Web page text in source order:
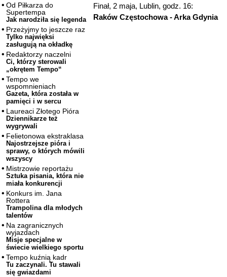
Od Piłkarza do
Supertempa
Jak narodziła się legenda
Przeżyjmy to jeszcze raz
Tylko najwięksi
zasługują na okładkę
Redaktorzy naczelni
Ci, którzy sterowali
„okrętem Tempo“
Tempo we
wspomnieniach
Gazeta, która została w
pamięci i w sercu
Laureaci Złotego Pióra
Dziennikarze też
wygrywali
Felietonowa ekstraklasa
Najostrzejsze pióra i
sprawy, o których mówili
wszyscy
Mistrzowie reportażu
Sztuka pisania, która nie
miała konkurencji
Konkurs im. Jana
Rottera
Trampolina dla młodych
talentów
Na zagranicznych
wyjazdach
Misje specjalne w
świecie wielkiego sportu
Tempo kuźnią kadr
Tu zaczynali. Tu stawali
się gwiazdami
Finał, 2 maja, Lublin, godz. 16:
Raków Częstochowa - Arka Gdynia